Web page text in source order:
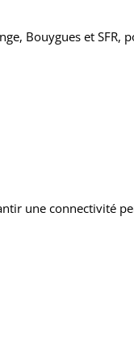
Bouygues et SFR,
une connectivité